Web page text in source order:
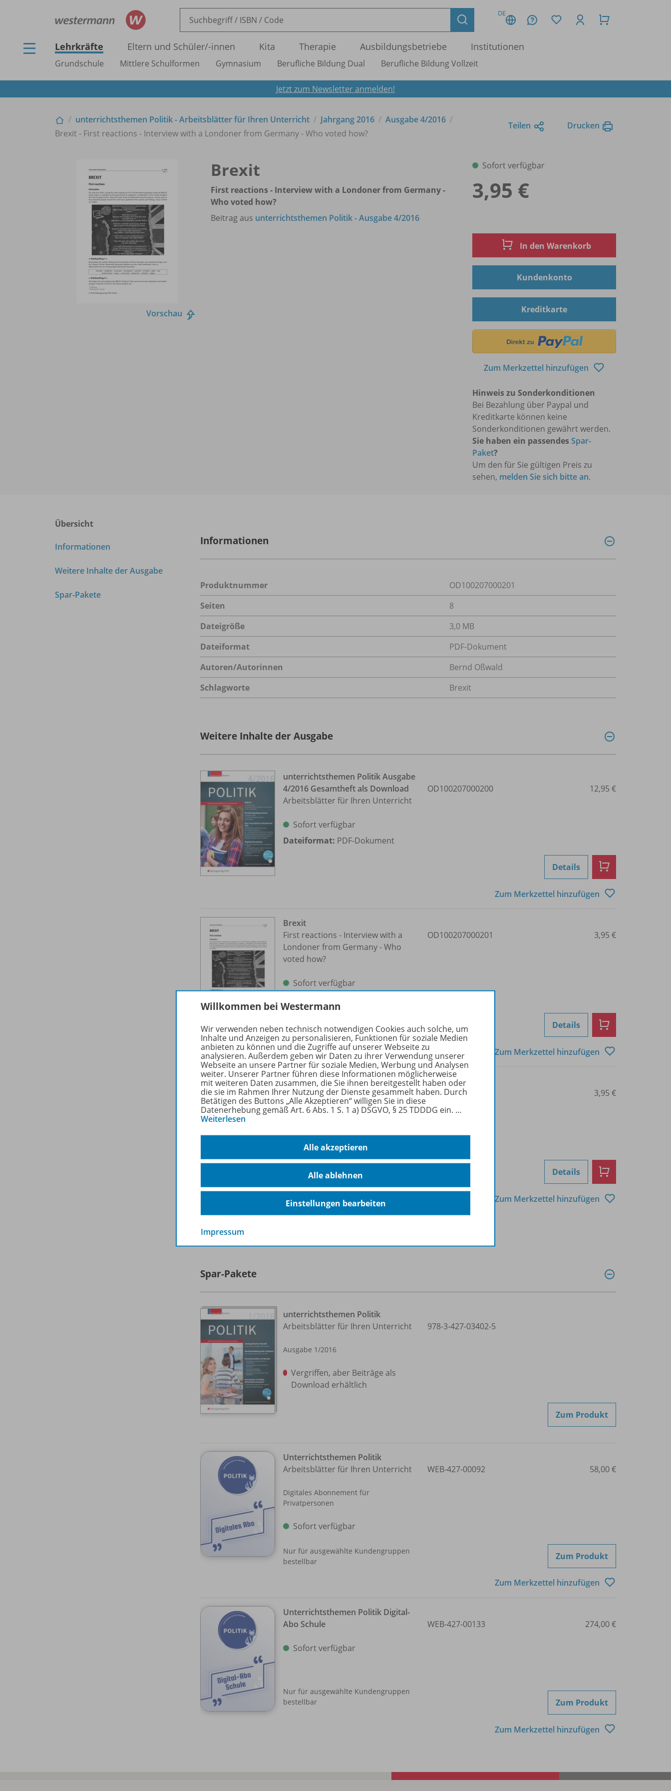
DE
Lehrkräfte Eltern und Schüler/-innen Kita Therapie Ausbildungsbetriebe Institutionen
Grundschule Mittlere Schulformen Gymnasium Berufliche Bildung Dual Berufliche Bildung Vollzeit
Jetzt zum Newsletter anmelden!
unterrichtsthemen Politik - Arbeitsblätter für Ihren Unterricht Jahrgang 2016 Ausgabe 4/2016
Brexit - First reactions - Interview with a Londoner from Germany - Who voted how?
Teilen Drucken
Vorschau
Brexit
First reactions - Interview with a Londoner from Germany -
Who voted how?
Beitrag aus unterrichtsthemen Politik - Ausgabe 4/2016
Sofort verfügbar
3,95 €
In den Warenkorb
Kundenkonto
Kreditkarte
Zum Merkzettel hinzufügen
Hinweis zu Sonderkonditionen
Bei Bezahlung über Paypal und
Kreditkarte können keine
Sonderkonditionen gewährt werden.
Sie haben ein passendesSpar-
Paket?
Um den für Sie gültigen Preis zu
sehen, melden Sie sich bitte an.
Übersicht
Informationen
Weitere Inhalte der Ausgabe
Spar-Pakete
Informationen
Produktnummer
OD100207000201
Seiten
8
Dateigröße
3,0 MB
Dateiformat
PDF-Dokument
Autoren/Autorinnen
Bernd Oßwald
Schlagworte
Brexit
Weitere Inhalte der Ausgabe
unterrichtsthemen Politik Ausgabe
4/2016 Gesamtheft als Download
Arbeitsblätter für Ihren Unterricht
Sofort verfügbar
Dateiformat: PDF-Dokument
OD100207000200 12,95 €
Details
Zum Merkzettel hinzufügen
Brexit
First reactions - Interview with a
Londoner from Germany - Who
voted how?
Sofort verfügbar
OD100207000201 3,95 €
Details
Zum Merkzettel hinzufügen
Bundestagsabgeordnete
Begriffe erraten - Zusammenhänge
herstellen - Tabu-Spiel
Dateiformat:PDF-Dokument
OD100207000202 3,95 €
Details
Zum Merkzettel hinzufügen
Spar-Pakete
unterrichtsthemen Politik
Arbeitsblätter für Ihren Unterricht
Ausgabe 1/2016
Vergriffen, aber Beiträge als
Download erhältlich
978-3-427-03402-5
Zum Produkt
Unterrichtsthemen Politik
Arbeitsblätter für Ihren Unterricht
Digitales Abonnement für
Privatpersonen
Sofort verfügbar
Nur für ausgewählte Kundengruppen
bestellbar
WEB-427-00092 58,00 €
Zum Produkt
Zum Merkzettel hinzufügen
Unterrichtsthemen Politik Digital-
Abo Schule
Sofort verfügbar
Nur für ausgewählte Kundengruppen
bestellbar
WEB-427-00133 274,00 €
Zum Produkt
Zum Merkzettel hinzufügen
Willkommen bei Westermann
Wir verwenden neben technisch notwendigen Cookies auch solche, um
Inhalte und Anzeigen zu personalisieren, Funktionen für soziale Medien
anbieten zu können und die Zugriffe auf unserer Webseite zu
analysieren. Außerdem geben wir Daten zu ihrer Verwendung unserer
Webseite an unsere Partner für soziale Medien, Werbung und Analysen
weiter. Unserer Partner führen diese Informationen möglicherweise
mit weiteren Daten zusammen, die Sie ihnen bereitgestellt haben oder
die sie im Rahmen Ihrer Nutzung der Dienste gesammelt haben. Durch
Betätigen des Buttons „Alle Akzeptieren“ willigen Sie in diese
Datenerhebung gemäß Art. 6 Abs. 1 S. 1 a) DSGVO, § 25 TDDDG ein. …
Weiterlesen
Alle akzeptieren
Alle ablehnen
Einstellungen bearbeiten
Impressum